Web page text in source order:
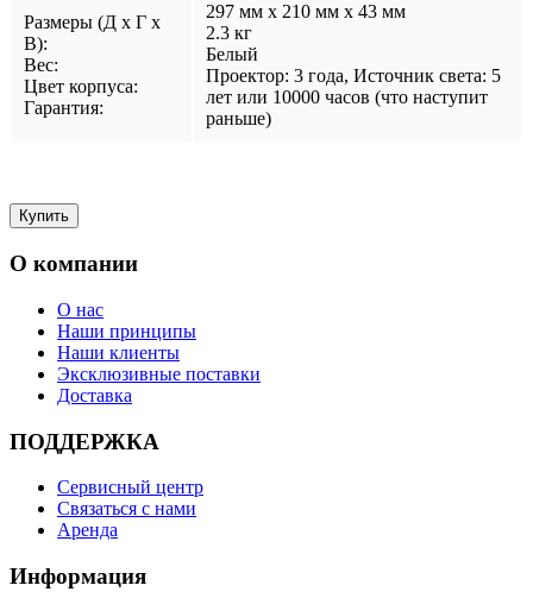
Размеры (Д x Г x
В):
Вес:
Цвет корпуса:
Гарантия:
297 мм x 210 мм x 43 мм
2.3 кг
Белый
Проектор: 3 года, Источник света: 5
лет или 10000 часов (что наступит
раньше)
О компании
О нас
Наши принципы
Наши клиенты
Эксклюзивные поставки
Доставка
ПОДДЕРЖКА
Сервисный центр
Связаться с нами
Аренда
Информация